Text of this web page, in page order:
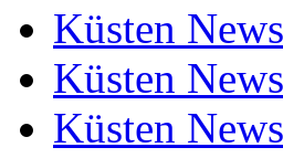
Küsten
Küsten
Küsten